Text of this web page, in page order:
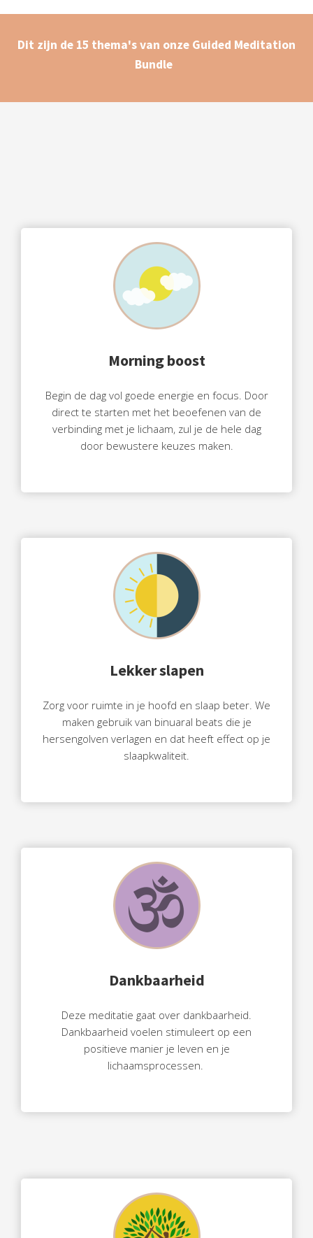
Dit zijn de 15 thema's van onze Guided Meditation
Bundle
Morning boost
Begin de dag vol goede energie en focus. Door
direct te starten met het beoefenen van de
verbinding met je lichaam, zul je de hele dag
door bewustere keuzes maken.
Lekker slapen
Zorg voor ruimte in je hoofd en slaap beter. We
maken gebruik van binuaral beats die je
hersengolven verlagen en dat heeft effect op je
slaapkwaliteit.
Dankbaarheid
Deze meditatie gaat over dankbaarheid.
Dankbaarheid voelen stimuleert op een
positieve manier je leven en je
lichaamsprocessen.